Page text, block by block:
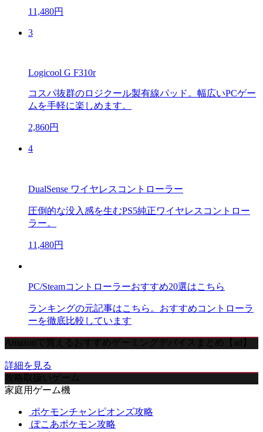
11,480円
3
Logicool G F310r
コスパ抜群のロジクール製有線パッド。幅広いPCゲー
ムを手軽に楽しめます。
2,860円
4
DualSense ワイヤレスコントローラー
圧倒的な没入感を生むPS5純正ワイヤレスコントロー
ラー。
11,480円
PC/Steamコントローラーおすすめ20選はこちら
ランキングの元記事はこちら。おすすめコントローラ
ーを徹底比較しています
Amazonで買えるおすすめゲーミングデバイスまとめ【ad】
詳細を見る
攻略取扱いゲーム
家庭用ゲーム機
ポケモンチャンピオンズ攻略
ぽこあポケモン攻略